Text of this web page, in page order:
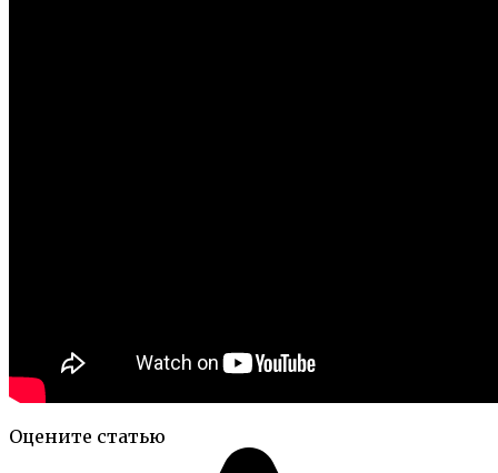
Оцените статью